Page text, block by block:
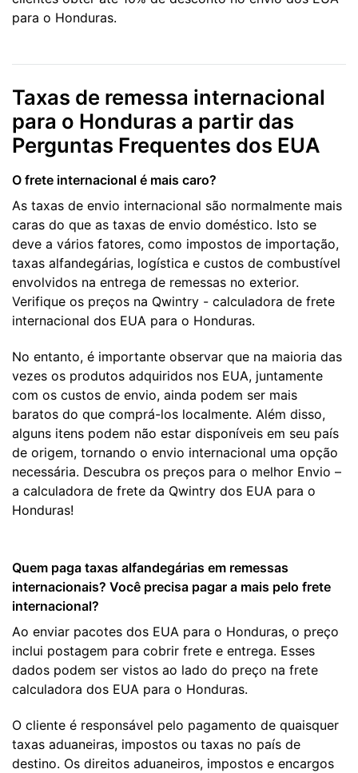
para o Honduras.
Taxas de remessa internacional
para o Honduras a partir das
Perguntas Frequentes dos EUA
O frete internacional é mais caro?
As taxas de envio internacional são normalmente mais
caras do que as taxas de envio doméstico. Isto se
deve a vários fatores, como impostos de importação,
taxas alfandegárias, logística e custos de combustível
envolvidos na entrega de remessas no exterior.
Verifique os preços na Qwintry - calculadora de frete
internacional dos EUA para o Honduras.
No entanto, é importante observar que na maioria das
vezes os produtos adquiridos nos EUA, juntamente
com os custos de envio, ainda podem ser mais
baratos do que comprá-los localmente. Além disso,
alguns itens podem não estar disponíveis em seu país
de origem, tornando o envio internacional uma opção
necessária. Descubra os preços para o melhor Envio –
a calculadora de frete da Qwintry dos EUA para o
Honduras!
Quem paga taxas alfandegárias em remessas
internacionais? Você precisa pagar a mais pelo frete
internacional?
Ao enviar pacotes dos EUA para o Honduras, o preço
inclui postagem para cobrir frete e entrega. Esses
dados podem ser vistos ao lado do preço na frete
calculadora dos EUA para o Honduras.
O cliente é responsável pelo pagamento de quaisquer
taxas aduaneiras, impostos ou taxas no país de
destino. Os direitos aduaneiros, impostos e encargos